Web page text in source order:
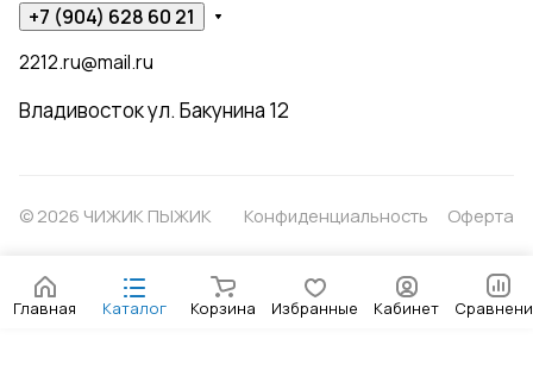
Главная Каталог Корзина Избранные Кабинет
+7 (904) 628 60 21
2212.ru@mail.ru
Владивосток ул. Бакунина 12
© 2026 ЧИЖИК ПЫЖИК Конфиденциальность Оферта